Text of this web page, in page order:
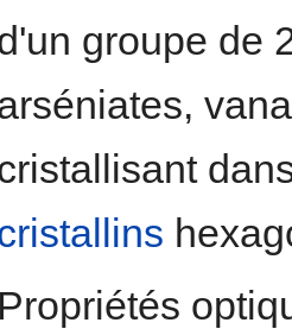
groupe de
Propriétés